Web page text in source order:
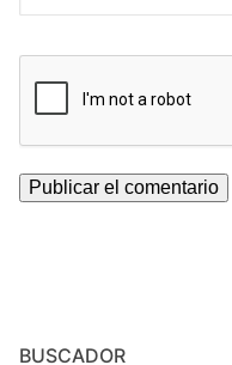
BUSCADOR